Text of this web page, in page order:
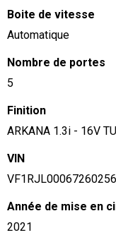
Boite de vitesse
Automatique
Nombre de portes
5
Finition
ARKANA 1.3i - 16V
VIN
VF1RJL00067260256
Année de mise en
2021